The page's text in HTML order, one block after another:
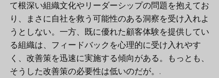
て根深い組織文化やリーダーシップの問題を抱えてお
り、まさに自社を救う可能性のある洞察を受け入れよ
うとしない。一方、既に優れた顧客体験を提供してい
る組織は、フィードバックを心理的に受け入れやす
く、改善策を迅速に実施する傾向がある。もっとも、
そうした改善策の必要性は低いのだが。.